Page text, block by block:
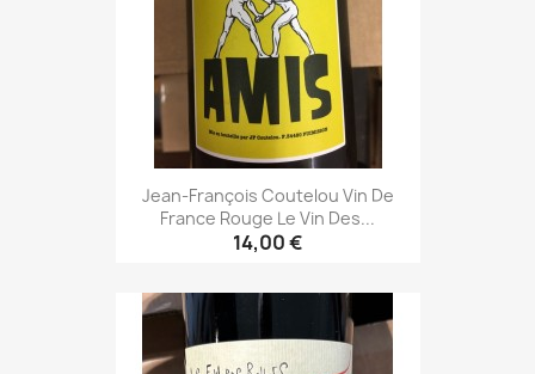
Jean-François Coutelou Vin De
France Rouge Le Vin Des...
14,00 €